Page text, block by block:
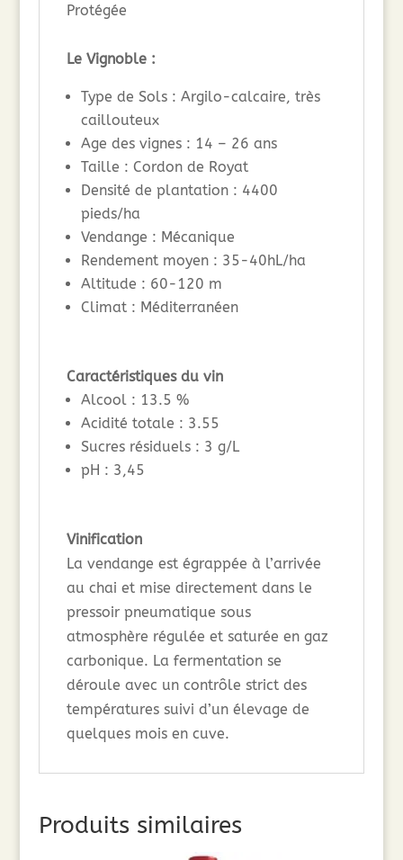
Protégée
Le Vignoble :
Type de Sols : Argilo-calcaire, très
caillouteux
Age des vignes : 14 – 26 ans
Taille : Cordon de Royat
Densité de plantation : 4400
pieds/ha
Vendange : Mécanique
Rendement moyen : 35-40hL/ha
Altitude : 60-120 m
Climat : Méditerranéen
Caractéristiques du vin
Alcool : 13.5 %
Acidité totale : 3.55
Sucres résiduels : 3 g/L
pH : 3,45
Vinification
La vendange est égrappée à l’arrivée
au chai et mise directement dans le
pressoir pneumatique sous
atmosphère régulée et saturée en gaz
carbonique. La fermentation se
déroule avec un contrôle strict des
températures suivi d’un élevage de
quelques mois en cuve.
Produits similaires